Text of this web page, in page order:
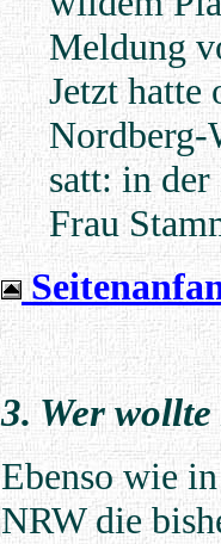
Meldung
Jetzt
Nordberg-
satt: in
Frau
3. Wer
Ebenso wie
NRW die